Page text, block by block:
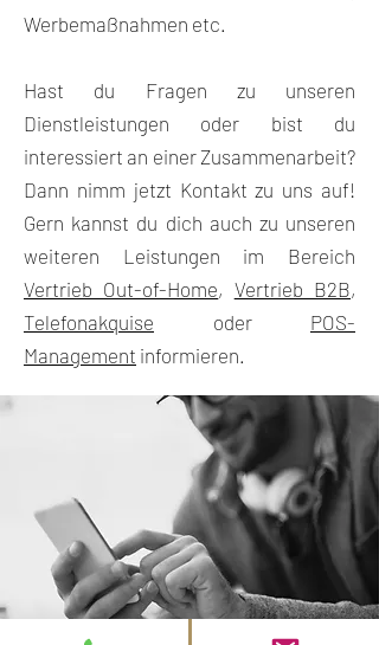
Werbemaßnahmen etc.
Hast du Fragen zu unseren
Dienstleistungen oder bist du
interessiert an einer Zusammenarbeit?
Dann nimm jetzt Kontakt zu uns auf!
Gern kannst du dich auch zu unseren
weiteren Leistungen im Bereich
Vertrieb Out-of-Home, Vertrieb B2B,
Telefonakquise oder POS-
Management informieren.